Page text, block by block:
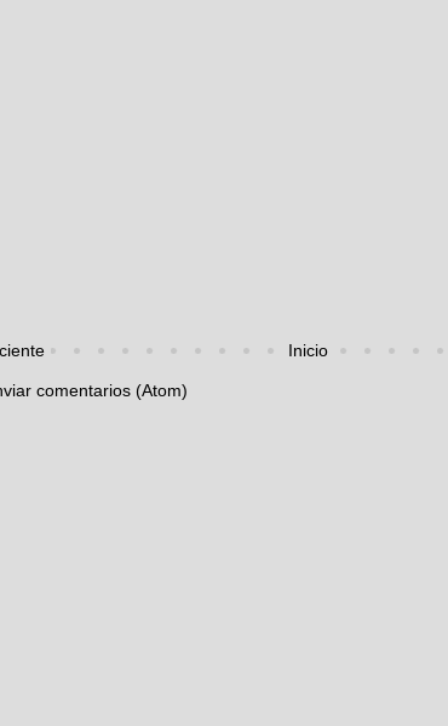
Inicio
comentarios (Atom)